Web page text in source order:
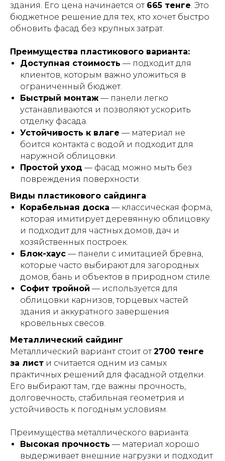
здания. Его цена начинается от 665 тенге. Это
бюджетное решение для тех, кто хочет быстро
обновить фасад без крупных затрат.
Преимущества пластикового варианта:
Доступная стоимость — подходит для
клиентов, которым важно уложиться в
ограниченный бюджет.
Быстрый монтаж — панели легко
устанавливаются и позволяют ускорить
отделку фасада.
Устойчивость к влаге — материал не
боится контакта с водой и подходит для
наружной облицовки.
Простой уход — фасад можно мыть без
повреждения поверхности.
Виды пластикового сайдинга
Корабельная доска — классическая форма,
которая имитирует деревянную облицовку
и подходит для частных домов, дач и
хозяйственных построек.
Блок-хаус — панели с имитацией бревна,
которые часто выбирают для загородных
домов, бань и объектов в природном стиле.
Софит тройной — используется для
облицовки карнизов, торцевых частей
здания и аккуратного завершения
кровельных свесов.
Металлический сайдинг
Металлический вариант стоит от2700 тенге
за лист и считается одним из самых
практичных решений для фасадной отделки.
Его выбирают там, где важны прочность,
долговечность, стабильная геометрия и
устойчивость к погодным условиям.
Преимущества металлического варианта:
Высокая прочность — материал хорошо
выдерживает внешние нагрузки и подходит